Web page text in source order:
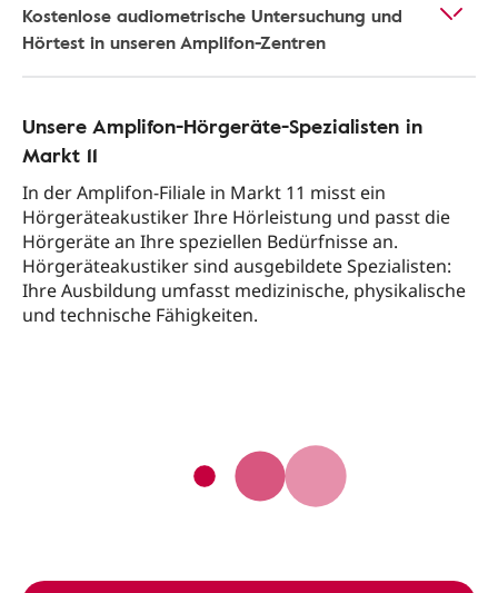
Kostenlose audiometrische Untersuchung und
Hörtest in unseren Amplifon-Zentren
Unsere Amplifon-Hörgeräte-Spezialisten in
Markt 11
In der Amplifon-Filiale in Markt 11 misst ein
Hörgeräteakustiker Ihre Hörleistung und passt die
Hörgeräte an Ihre speziellen Bedürfnisse an.
Hörgeräteakustiker sind ausgebildete Spezialisten:
Ihre Ausbildung umfasst medizinische, physikalische
und technische Fähigkeiten.